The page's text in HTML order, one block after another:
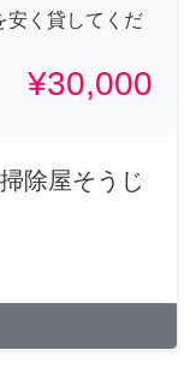
安く貸してくだ
¥30,000
除屋そうじ